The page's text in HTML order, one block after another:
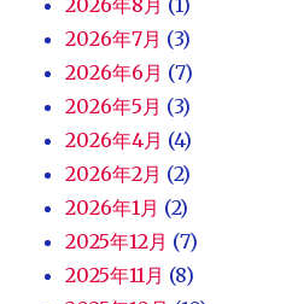
2026年7月 (3)
2026年6月 (7)
2026年5月 (3)
2026年4月 (4)
2026年2月 (2)
2026年1月 (2)
2025年12月 (7)
2025年11月 (8)